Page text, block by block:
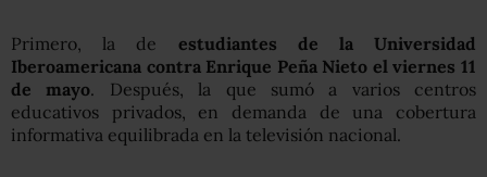
Primero, la de estudiantes de la Universidad
Iberoamericana contra Enrique Peña Nieto el viernes 11
de mayo. Después, la que sumó a varios centros
educativos privados, en demanda de una cobertura
informativa equilibrada en la televisión nacional.